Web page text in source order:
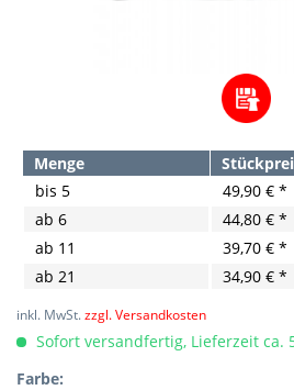
Menge
bis 5
49,90 € *
ab 6
44,80 € *
ab 11
39,70 € *
ab 21 34,90 € *
inkl. MwSt.zzgl. Versandkosten
Sofort versandfertig, Lieferzeit ca.
Farbe: